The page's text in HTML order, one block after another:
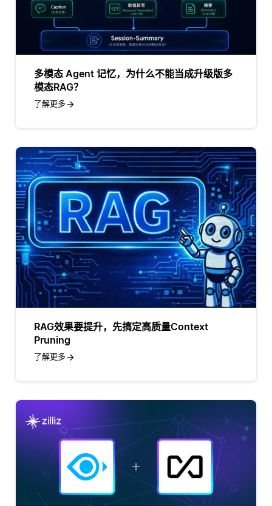
多模态 Agent 记忆，为什么不能当成升级版多
模态RAG？
了解更多
RAG效果要提升，先搞定高质量Context
Pruning
了解更多